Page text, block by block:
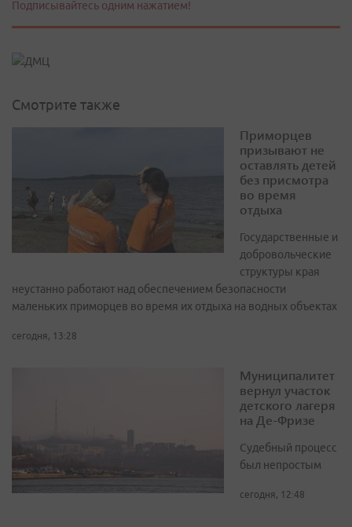
Подписывайтесь одним нажатием!
Смотрите также
Приморцев
призывают не
оставлять детей
без присмотра
во время
отдыха
Государственные и
добровольческие
структуры края
неустанно работают над обеспечением безопасности
маленьких приморцев во время их отдыха на водных объектах
сегодня, 13:28
Муниципалитет
вернул участок
детского лагеря
на Де-Фризе
Судебный процесс
был непростым
сегодня, 12:48